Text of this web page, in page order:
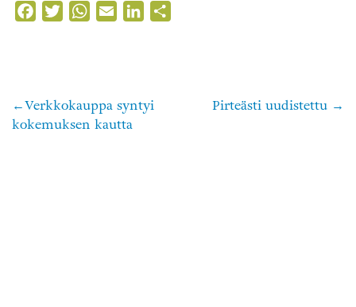
FacebookTwitterWhatsApp
Email LinkedIn
Artikkelien
Verkkokauppa syntyi
kokemuksen kautta
Pirteästi uudistettu